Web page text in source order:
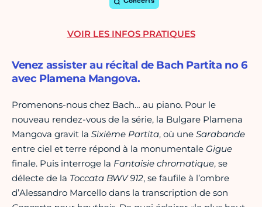
Concerts
Venez assister au récital de Bach Partita no 6
avec Plamena Mangova.
Promenons-nous chez Bach… au piano. Pour le
nouveau rendez-vous de la série, la Bulgare Plamena
Mangova gravit la Sixième Partita, où une Sarabande
entre ciel et terre répond à la monumentale Gigue
finale. Puis interroge la Fantaisie chromatique, se
délecte de la Toccata BWV 912, se faufile à l’ombre
d’Alessandro Marcello dans la transcription de son
VOIR LES INFOS PRATIQUES